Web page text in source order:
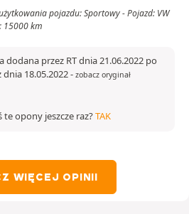
pojazdu: Sportowy - Pojazd: VW
15000 km
dodana przez RT dnia 21.06.2022 po
18.05.2022- zobacz oryginał
te opony jeszcze raz?TAK
WIĘCEJ OPINII